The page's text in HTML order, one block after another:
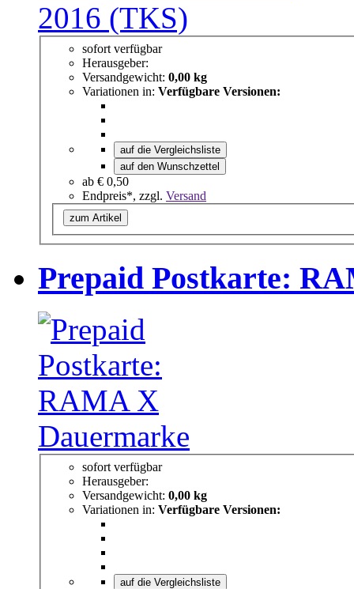
sofort verfügbar
Herausgeber:
Versandgewicht: 0,00 kg
Variationen in: Verfügbare Versionen:
auf die Vergleichsliste
auf den Wunschzettel
ab € 0,50
Endpreis*, zzgl. Versand
zum Artikel
Prepaid Postkarte:
sofort verfügbar
Herausgeber:
Versandgewicht: 0,00 kg
Variationen in: Verfügbare Versionen:
auf die Vergleichsliste